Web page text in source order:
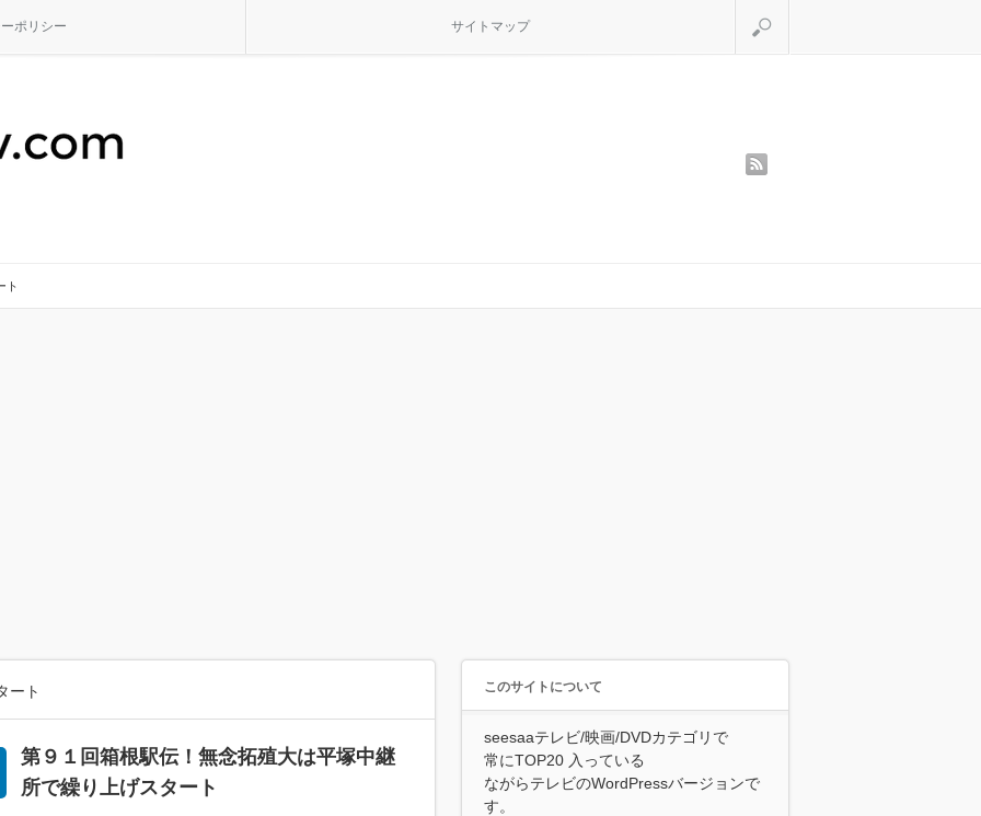
ポリシー サイトマップ
ト
ート
第９１回箱根駅伝！無念拓殖大は平塚中継
所で繰り上げスタート
このサイトについて
seesaaテレビ/映画/DVDカテゴリで
常にTOP20 入っている
ながらテレビのWordPressバージョンで
す。